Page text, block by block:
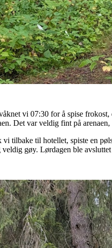
vi 07:30 for å spise
Det var veldig fint på
vi tilbake til hotellet, spiste en
veldig gøy. Lørdagen ble